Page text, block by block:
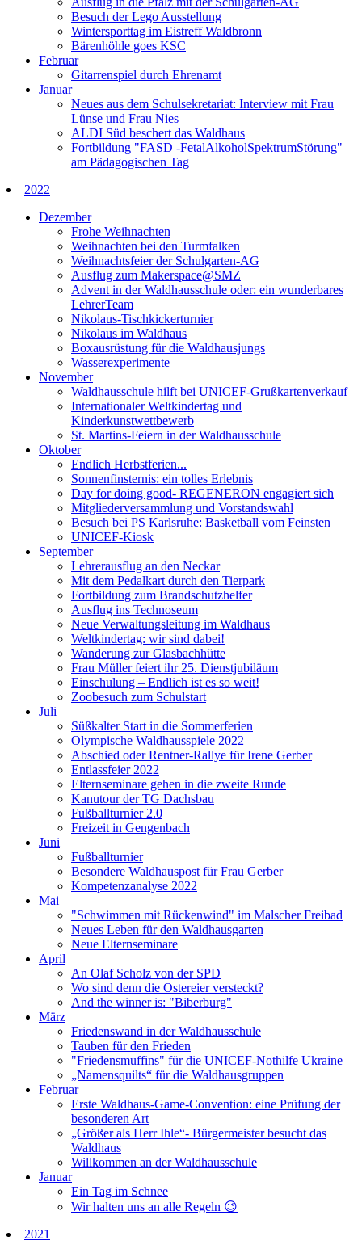
Besuch der Lego Ausstellung
Wintersporttag im Eistreff Waldbronn
Bärenhöhle goes KSC
Februar
Gitarrenspiel durch Ehrenamt
Januar
Neues aus dem Schulsekretariat: Interview mit Frau
Lünse und Frau Nies
ALDI Süd beschert das Waldhaus
Fortbildung "FASD -FetalAlkoholSpektrumStörung"
am Pädagogischen Tag
2022
Dezember
Frohe Weihnachten
Weihnachten bei den Turmfalken
Weihnachtsfeier der Schulgarten-AG
Ausflug zum Makerspace@SMZ
Advent in der Waldhausschule oder: ein wunderbares
LehrerTeam
Nikolaus-Tischkickerturnier
Nikolaus im Waldhaus
Boxausrüstung für die Waldhausjungs
Wasserexperimente
November
Waldhausschule hilft bei UNICEF-Grußkartenverkauf
Internationaler Weltkindertag und
Kinderkunstwettbewerb
St. Martins-Feiern in der Waldhausschule
Oktober
Endlich Herbstferien...
Sonnenfinsternis: ein tolles Erlebnis
Day for doing good- REGENERON engagiert sich
Mitgliederversammlung und Vorstandswahl
Besuch bei PS Karlsruhe: Basketball vom Feinsten
UNICEF-Kiosk
September
Lehrerausflug an den Neckar
Mit dem Pedalkart durch den Tierpark
Fortbildung zum Brandschutzhelfer
Ausflug ins Technoseum
Neue Verwaltungsleitung im Waldhaus
Weltkindertag: wir sind dabei!
Wanderung zur Glasbachhütte
Frau Müller feiert ihr 25. Dienstjubiläum
Einschulung – Endlich ist es so weit!
Zoobesuch zum Schulstart
Juli
Süßkalter Start in die Sommerferien
Olympische Waldhausspiele 2022
Abschied oder Rentner-Rallye für Irene Gerber
Entlassfeier 2022
Elternseminare gehen in die zweite Runde
Kanutour der TG Dachsbau
Fußballturnier 2.0
Freizeit in Gengenbach
Juni
Fußballturnier
Besondere Waldhauspost für Frau Gerber
Kompetenzanalyse 2022
Mai
"Schwimmen mit Rückenwind" im Malscher Freibad
Neues Leben für den Waldhausgarten
Neue Elternseminare
April
An Olaf Scholz von der SPD
Wo sind denn die Ostereier versteckt?
And the winner is: "Biberburg"
März
Friedenswand in der Waldhausschule
Tauben für den Frieden
"Friedensmuffins" für die UNICEF-Nothilfe Ukraine
„Namensquilts“ für die Waldhausgruppen
Februar
Erste Waldhaus-Game-Convention: eine Prüfung der
besonderen Art
„Größer als Herr Ihle“- Bürgermeister besucht das
Waldhaus
Willkommen an der Waldhausschule
Januar
Ein Tag im Schnee
Wir halten uns an alle Regeln 😉
2021